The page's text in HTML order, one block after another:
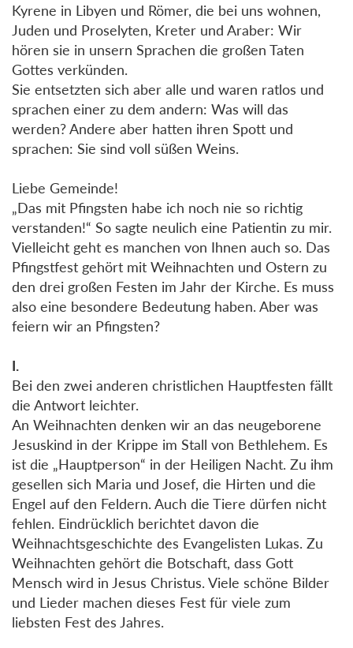
Kyrene in Libyen und Römer, die bei uns wohnen,
Juden und Proselyten, Kreter und Araber: Wir
hören sie in unsern Sprachen die großen Taten
Gottes verkünden.
Sie entsetzten sich aber alle und waren ratlos und
sprachen einer zu dem andern: Was will das
werden? Andere aber hatten ihren Spott und
sprachen: Sie sind voll süßen Weins.
Liebe Gemeinde!
„Das mit Pfingsten habe ich noch nie so richtig
verstanden!“ So sagte neulich eine Patientin zu mir.
Vielleicht geht es manchen von Ihnen auch so. Das
Pfingstfest gehört mit Weihnachten und Ostern zu
den drei großen Festen im Jahr der Kirche. Es muss
also eine besondere Bedeutung haben. Aber was
feiern wir an Pfingsten?
I.
Bei den zwei anderen christlichen Hauptfesten fällt
die Antwort leichter.
An Weihnachten denken wir an das neugeborene
Jesuskind in der Krippe im Stall von Bethlehem. Es
ist die „Hauptperson“ in der Heiligen Nacht. Zu ihm
gesellen sich Maria und Josef, die Hirten und die
Engel auf den Feldern. Auch die Tiere dürfen nicht
fehlen. Eindrücklich berichtet davon die
Weihnachtsgeschichte des Evangelisten Lukas. Zu
Weihnachten gehört die Botschaft, dass Gott
Mensch wird in Jesus Christus. Viele schöne Bilder
und Lieder machen dieses Fest für viele zum
liebsten Fest des Jahres.